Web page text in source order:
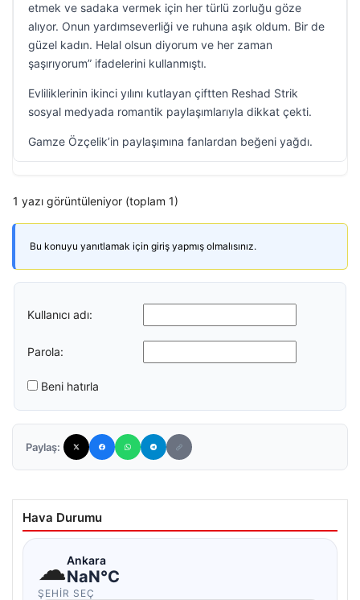
etmek ve sadaka vermek için her türlü zorluğu göze
alıyor. Onun yardımseverliği ve ruhuna aşık oldum. Bir de
güzel kadın. Helal olsun diyorum ve her zaman
şaşırıyorum” ifadelerini kullanmıştı.
Evliliklerinin ikinci yılını kutlayan çiftten Reshad Strik
sosyal medyada romantik paylaşımlarıyla dikkat çekti.
Gamze Özçelik’in paylaşımına fanlardan beğeni yağdı.
1 yazı görüntüleniyor (toplam 1)
Bu konuyu yanıtlamak için giriş yapmış olmalısınız.
Kullanıcı adı:
Parola:
Beni hatırla
Paylaş:
Hava Durumu
☁Ankara
NaN°C
ŞEHIR SEÇ